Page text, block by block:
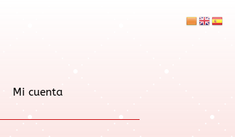
Mi cuenta